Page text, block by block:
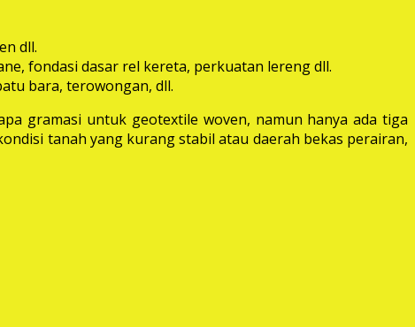
dll.
fondasi dasar rel kereta, perkuatan lereng dll.
bara, terowongan, dll.
gramasi untuk geotextile woven, namun hanya ada tiga
tanah yang kurang stabil atau daerah bekas perairan,